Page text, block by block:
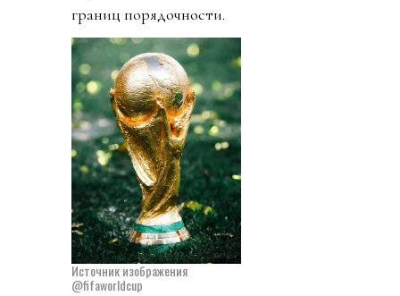
границ порядочности.
Источник изображения
@fifaworldcup